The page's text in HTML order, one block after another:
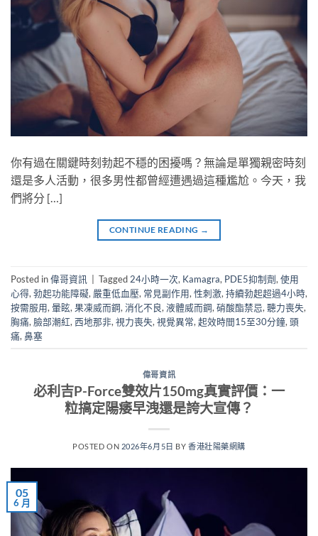
你有過在關鍵時刻勃起不穩的困擾嗎？無論是單獨親密時刻
還是多人活動，很多男性都曾經遭遇過這種尷尬。今天，我
們將分 […]
CONTINUE READING →
Posted in偉哥資訊 Tagged 24小時一次, Kamagra, PDE5抑制劑, 使用
心得, 勃起功能障礙, 嚴重低血壓, 常見副作用, 性刺激, 持續勃起超過4小時,
按需服用, 暈眩, 果凍威而鋼, 消化不良, 液體威而鋼, 硝酸酯禁忌, 聽力喪失,
胸痛, 臉部潮紅, 西地那非, 視力喪失, 視覺異常, 起效時間15至30分鐘, 頭
痛, 鼻塞
偉哥資訊
必利吉P-Force雙效片150mg真實評價：一
粒搞定陽痿早洩還是誇大宣傳？
POSTED ON 2026年6月5日 BY 香港壯陽藥網購
05
6 月